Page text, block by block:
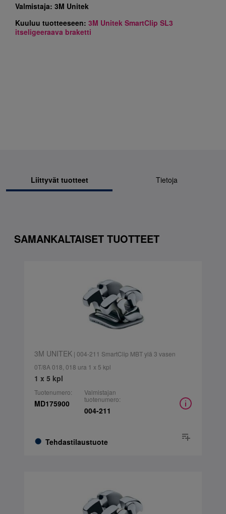
Valmistaja: 3M Unitek
Kuuluu tuotteeseen: 3M Unitek SmartClip SL3
itseligeeraava braketti
Liittyvät tuotteet Tietoja
SAMANKALTAISET TUOTTEET
3M UNITEK| 004-211 SmartClip MBT ylä 3 vasen
0T/8A 018, 018 ura 1 x 5 kpl
1 x 5 kpl
Tuotenumero:
MD175900
Tehdastilaustuote
Valmistajan
tuotenumero:
004-211